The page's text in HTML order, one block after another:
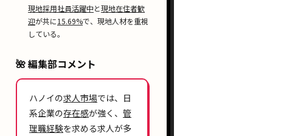
現地採用社員活躍中と現地在住者歓
迎が共に15.69%で、現地人材を重視
している。
🌺 編集部コメント
ハノイの求人市場では、日
系企業の存在感が強く、 管
理職経験を求める求人が多